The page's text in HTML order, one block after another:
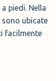
piedi. Nella
sono ubicate
facilmente